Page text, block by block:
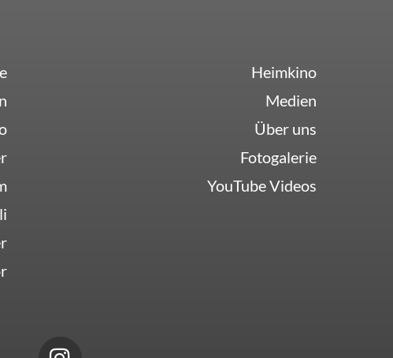
Heimkino
Medien
Über uns
Fotogalerie
YouTube Videos